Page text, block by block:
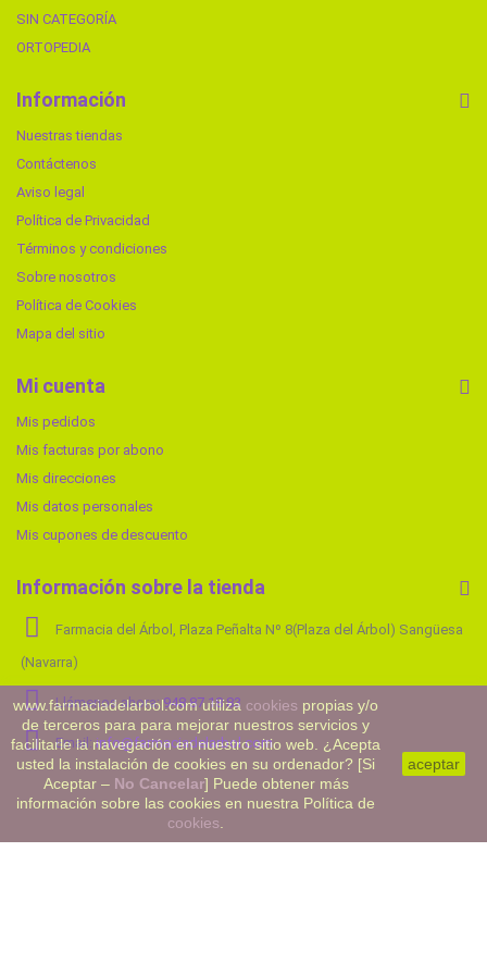
SIN CATEGORÍA
ORTOPEDIA
Información
Nuestras tiendas
Contáctenos
Aviso legal
Política de Privacidad
Términos y condiciones
Sobre nosotros
Política de Cookies
Mapa del sitio
Mi cuenta
Mis pedidos
Mis facturas por abono
Mis direcciones
Mis datos personales
Mis cupones de descuento
Información sobre la tienda
Farmacia del Árbol, Plaza Peñalta Nº 8(Plaza del Árbol) Sangüesa
(Navarra)
Llámenos ahora:948 87 18 83
Email:info@farmaciadelarbol.com
www.farmaciadelarbol.com utiliza cookies propias y/o
de terceros para para mejorar nuestros servicios y
facilitarle la navegación en nuestro sitio web. ¿Acepta
usted la instalación de cookies en su ordenador? [Si
Aceptar – No Cancelar] Puede obtener más
información sobre las cookies en nuestra Política de
cookies
aceptar